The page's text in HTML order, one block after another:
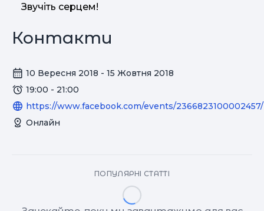
Звучіть серцем!
Контакти
10 Вересня 2018 - 15 Жовтня 2018
19:00 - 21:00
https://www.facebook.com/events/2366823100002457/
Онлайн
ПОПУЛЯРНІ СТАТТІ